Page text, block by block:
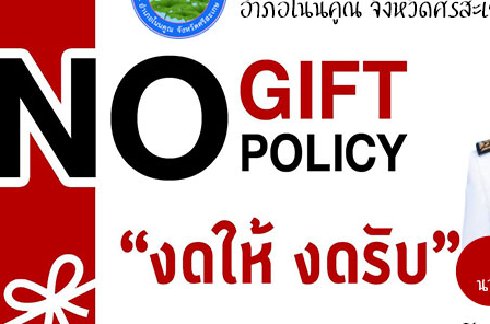
ศูนย์ร้องเรียน
สำนักงานคณะกรรมการป้องกันและปราบปรามการ
สำนักงานคณะกรรมการป้องกันและปราบปรามการ
ทุจริตในภาครัฐ